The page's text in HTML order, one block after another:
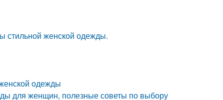
стильной женской одежды.
одежды
для женщин, полезные советы по выбору